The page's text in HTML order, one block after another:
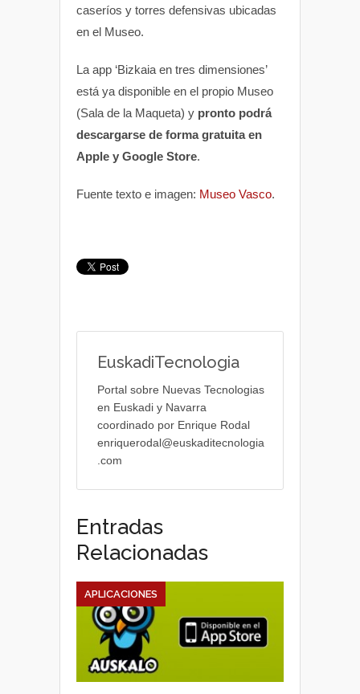
caseríos y torres defensivas ubicadas
en el Museo.
La app ‘Bizkaia en tres dimensiones’
está ya disponible en el propio Museo
(Sala de la Maqueta) y pronto podrá
descargarse de forma gratuita en
Apple y Google Store.
Fuente texto e imagen: Museo Vasco.
EuskadiTecnologia
Portal sobre Nuevas Tecnologias
en Euskadi y Navarra
coordinado por Enrique Rodal
enriquerodal@euskaditecnologia
.com
Entradas
Relacionadas
APLICACIONES